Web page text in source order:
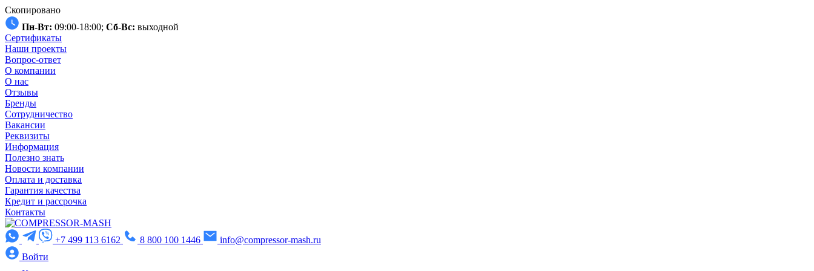
Скопировано
Пн-Вт: 09:00-18:00; Сб-Вс: выходной
Сертификаты
Наши проекты
Вопрос-ответ
О компании
О нас
Отзывы
Бренды
Сотрудничество
Вакансии
Реквизиты
Информация
Полезно знать
Новости компании
Оплата и доставка
Гарантия качества
Кредит и рассрочка
Контакты
+7 499 113 6162 8 800 100 1446
info@compressor-mash.ru
Войти